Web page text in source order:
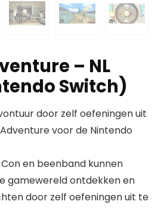
– NL
Switch)
door zelf oefeningen uit
voor de Nintendo
en beenband kunnen
gamewereld ontdekken en
door zelf oefeningen uit te